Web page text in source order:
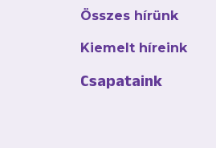
Összes hírünk
Kiemelt híreink
Csapataink